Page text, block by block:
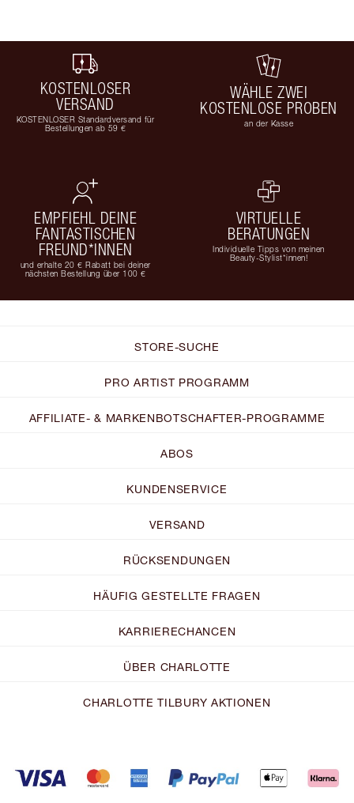
KOSTENLOSER
VERSAND
KOSTENLOSER Standardversand für
Bestellungen ab 59 €
WÄHLE ZWEI
KOSTENLOSE PROBEN
an der Kasse
EMPFIEHL DEINE
FANTASTISCHEN
FREUND*INNEN
und erhalte 20 € Rabatt bei deiner
nächsten Bestellung über 100 €
VIRTUELLE
BERATUNGEN
Individuelle Tipps von meinen
Beauty-Stylist*innen!
STORE-SUCHE
PRO ARTIST PROGRAMM
AFFILIATE- & MARKENBOTSCHAFTER-PROGRAMME
ABOS
KUNDENSERVICE
VERSAND
RÜCKSENDUNGEN
HÄUFIG GESTELLTE FRAGEN
KARRIERECHANCEN
ÜBER CHARLOTTE
CHARLOTTE TILBURY AKTIONEN